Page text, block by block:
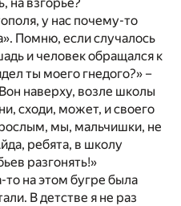
у нас почему-то
Помню, если случалось
и человек обращался к
ты моего гнедого?» –
наверху, возле школы
сходи, может, и своего
мы, мальчишки, не
ребята, в школу
разгонять!»
то на этом бугре была
В детстве я не раз